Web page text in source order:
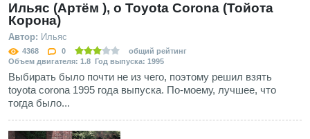
Ильяс (Артём ), о Toyota Corona (Тойота
Корона)
Автор: Ильяс
4368 0
общий рейтинг
Объем двигателя: 1.8 Год выпуска: 1995
Выбирать было почти не из чего, поэтому решил взять
toyota corona 1995 года выпуска. По-моему, лучшее, что
тогда было...